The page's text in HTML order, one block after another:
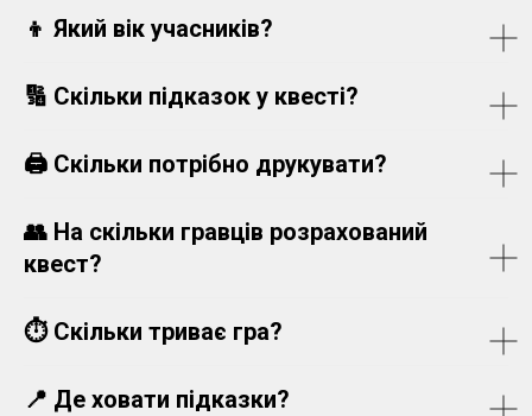
👦 Який вік учасників?
🔢 Скільки підказок у квесті?
🖨️ Скільки потрібно друкувати?
👥 На скільки гравців розрахований
квест?
⏱️ Скільки триває гра?
📍 Де ховати підказки?